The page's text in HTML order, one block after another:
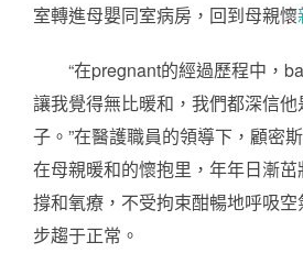
室轉進母嬰同室病房，回到母親懷
“在pregnant的經過歷程中，
讓我覺得無比暖和，我們都深信
子。”在醫護職員的領導下，顧密
在母親暖和的懷抱里，年年日漸
撐和氧療，不受拘束酣暢地呼吸
步趨于正常。